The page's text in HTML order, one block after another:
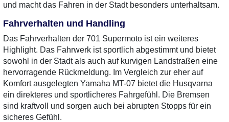
und macht das Fahren in der Stadt besonders unterhaltsam.
Fahrverhalten und Handling
Das Fahrverhalten der 701 Supermoto ist ein weiteres
Highlight. Das Fahrwerk ist sportlich abgestimmt und bietet
sowohl in der Stadt als auch auf kurvigen Landstraßen eine
hervorragende Rückmeldung. Im Vergleich zur eher auf
Komfort ausgelegten Yamaha MT-07 bietet die Husqvarna
ein direkteres und sportlicheres Fahrgefühl. Die Bremsen
sind kraftvoll und sorgen auch bei abrupten Stopps für ein
sicheres Gefühl.